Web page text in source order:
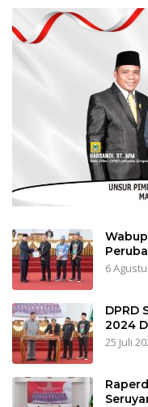
6
DPRD
2024
25 Juli